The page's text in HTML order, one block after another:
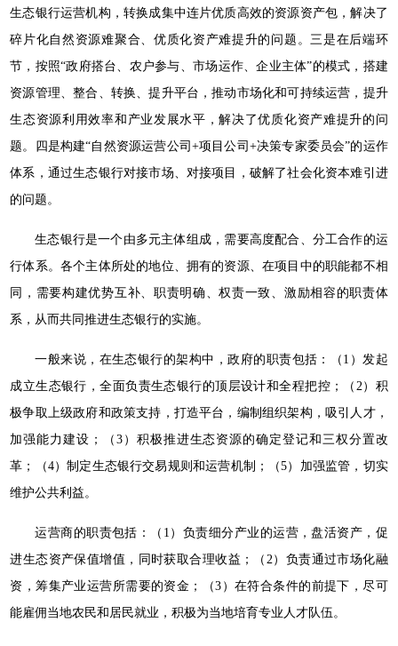
生态银行运营机构，转换成集中连片优质高效的资源资产包，解决了
碎片化自然资源难聚合、优质化资产难提升的问题。三是在后端环
节，按照“政府搭台、农户参与、市场运作、企业主体”的模式，搭建
资源管理、整合、转换、提升平台，推动市场化和可持续运营，提升
生态资源利用效率和产业发展水平，解决了优质化资产难提升的问
题。四是构建“自然资源运营公司+项目公司+决策专家委员会”的运作
体系，通过生态银行对接市场、对接项目，破解了社会化资本难引进
的问题。
生态银行是一个由多元主体组成，需要高度配合、分工合作的运
行体系。各个主体所处的地位、拥有的资源、在项目中的职能都不相
同，需要构建优势互补、职责明确、权责一致、激励相容的职责体
系，从而共同推进生态银行的实施。
一般来说，在生态银行的架构中，政府的职责包括：（1）发起
成立生态银行，全面负责生态银行的顶层设计和全程把控；（2）积
极争取上级政府和政策支持，打造平台，编制组织架构，吸引人才，
加强能力建设；（3）积极推进生态资源的确定登记和三权分置改
革；（4）制定生态银行交易规则和运营机制；（5）加强监管，切实
维护公共利益。
运营商的职责包括：（1）负责细分产业的运营，盘活资产，促
进生态资产保值增值，同时获取合理收益；（2）负责通过市场化融
资，筹集产业运营所需要的资金；（3）在符合条件的前提下，尽可
能雇佣当地农民和居民就业，积极为当地培育专业人才队伍。